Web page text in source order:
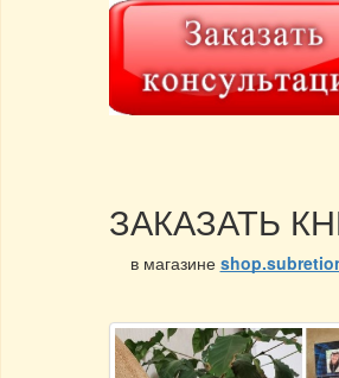
ЗАКАЗАТЬ
в магазине